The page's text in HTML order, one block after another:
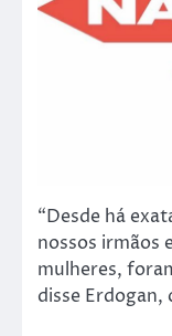
“Desde há
nossos irmãos
mulheres,
disse Erdogan,